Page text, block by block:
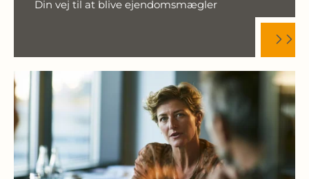
Din vej til at blive ejendomsmægler